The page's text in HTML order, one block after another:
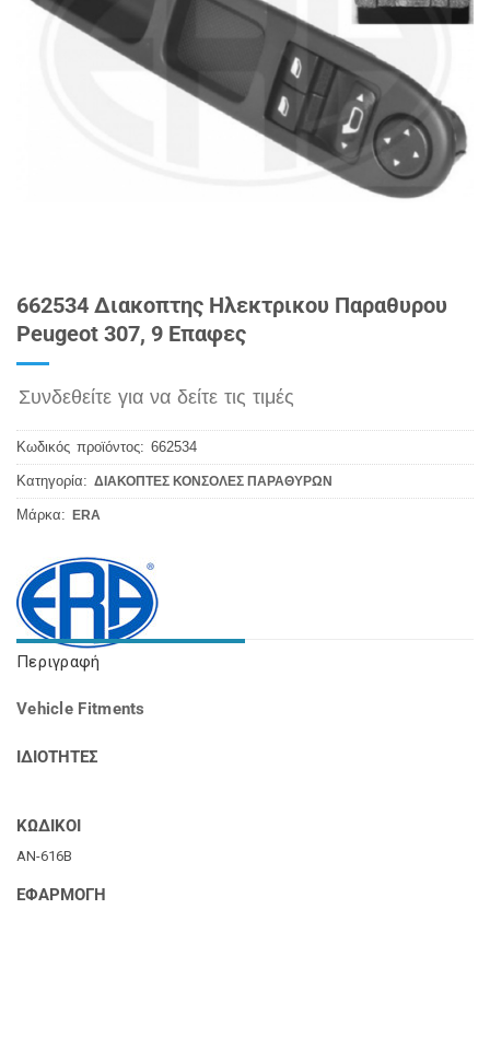
662534 Διακοπτης Ηλεκτρικου Παραθυρου
Peugeot 307, 9 Επαφες
Συνδεθείτε για να δείτε τις τιμές
Κωδικός προϊόντος: 662534
Κατηγορία: ΔΙΑΚΟΠΤΕΣ ΚΟΝΣΟΛΕΣ ΠΑΡΑΘΥΡΩΝ
Μάρκα: ERA
Περιγραφή
Vehicle Fitments
ΙΔΙΟΤΗΤΕΣ
ΚΩΔΙΚΟΙ
AN-616B
ΕΦΑΡΜΟΓΗ